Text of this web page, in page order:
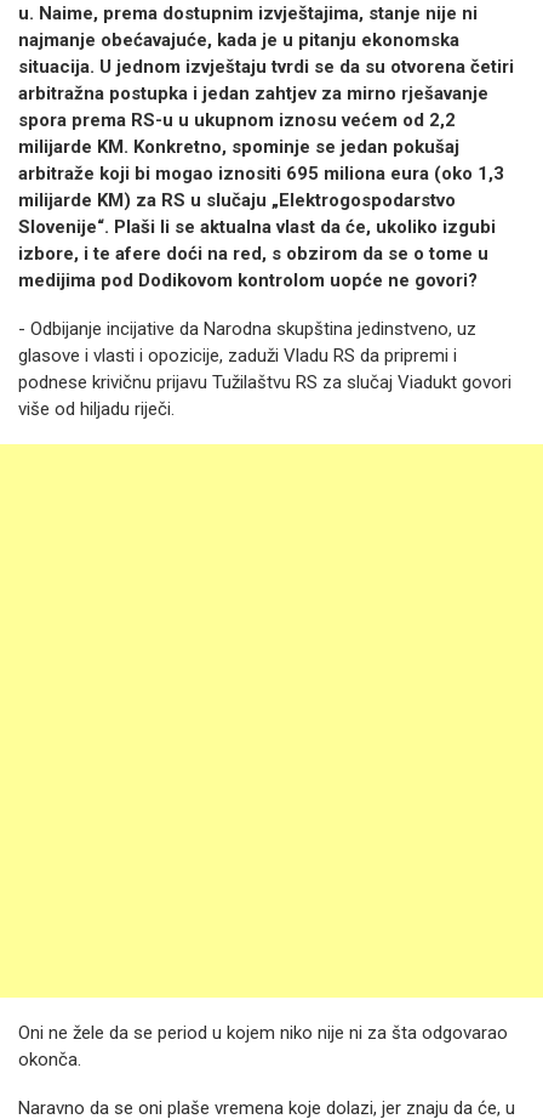
u. Naime, prema dostupnim izvještajima, stanje nije ni
najmanje obećavajuće, kada je u pitanju ekonomska
situacija. U jednom izvještaju tvrdi se da su otvorena četiri
arbitražna postupka i jedan zahtjev za mirno rješavanje
spora prema RS-u u ukupnom iznosu većem od 2,2
milijarde KM. Konkretno, spominje se jedan pokušaj
arbitraže koji bi mogao iznositi 695 miliona eura (oko 1,3
milijarde KM) za RS u slučaju „Elektrogospodarstvo
Slovenije“. Plaši li se aktualna vlast da će, ukoliko izgubi
izbore, i te afere doći na red, s obzirom da se o tome u
medijima pod Dodikovom kontrolom uopće ne govori?
- Odbijanje incijative da Narodna skupština jedinstveno, uz
glasove i vlasti i opozicije, zaduži Vladu RS da pripremi i
podnese krivičnu prijavu Tužilaštvu RS za slučaj Viadukt govori
više od hiljadu riječi.
Oni ne žele da se period u kojem niko nije ni za šta odgovarao
okonča.
Naravno da se oni plaše vremena koje dolazi, jer znaju da će, u